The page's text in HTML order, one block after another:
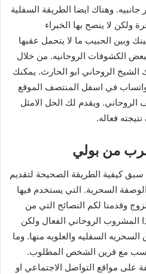
وهناك ايضا الطريقة السفلية
ولكن لا ينصح بها الخبراء
وبين الحبيب ما لا يتحمل عقبها
الكشوفات الروحانيه. من خلال
الشيخ الروحاني ابو الحارث. يمكنك
واتساب في اسفل المنتصف الموقع
ويقدم لك الحل الامثل
فعاله.
من بولي
سبق كيفية الطريقة الصحيحة لتقديم
السحرية. التي يستخدم فيها
وقدمنا لكم النصائح التي من
المشروب الروحاني الفعال ولكن
السفليه والعلويه منها. وما
مع قرين الشخص المطلوب.
على مواقع التواصل الاجتماعي او